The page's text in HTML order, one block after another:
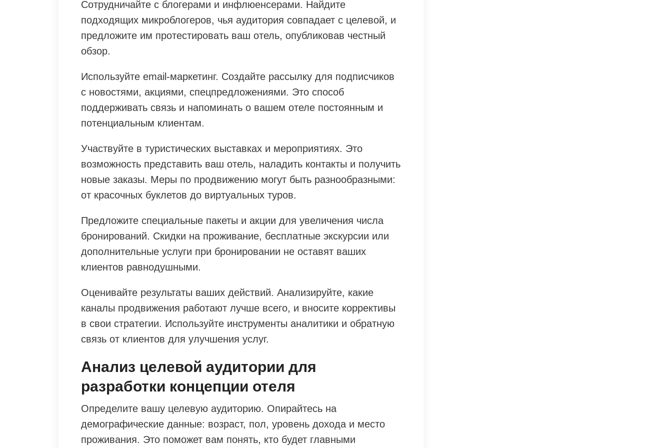
Сотрудничайте с блогерами и инфлюенсерами. Найдите
подходящих микроблогеров, чья аудитория совпадает с целевой, и
предложите им протестировать ваш отель, опубликовав честный
обзор.
Используйте email-маркетинг. Создайте рассылку для подписчиков
с новостями, акциями, спецпредложениями. Это способ
поддерживать связь и напоминать о вашем отеле постоянным и
потенциальным клиентам.
Участвуйте в туристических выставках и мероприятиях. Это
возможность представить ваш отель, наладить контакты и получить
новые заказы. Меры по продвижению могут быть разнообразными:
от красочных буклетов до виртуальных туров.
Предложите специальные пакеты и акции для увеличения числа
бронирований. Скидки на проживание, бесплатные экскурсии или
дополнительные услуги при бронировании не оставят ваших
клиентов равнодушными.
Оценивайте результаты ваших действий. Анализируйте, какие
каналы продвижения работают лучше всего, и вносите коррективы
в свои стратегии. Используйте инструменты аналитики и обратную
связь от клиентов для улучшения услуг.
Анализ целевой аудитории для
разработки концепции отеля
Определите вашу целевую аудиторию. Опирайтесь на
демографические данные: возраст, пол, уровень дохода и место
проживания. Это поможет вам понять, кто будет главными